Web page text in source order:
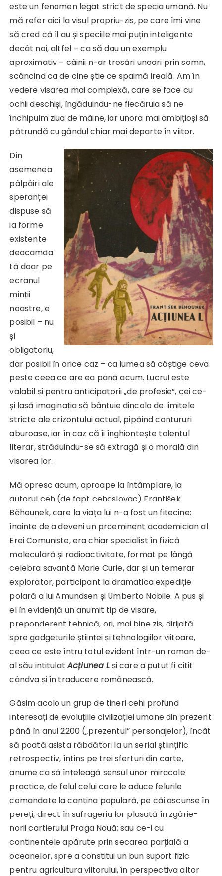
este un fenomen legat strict de specia umană. Nu
mă refer aici la visul propriu-zis, pe care îmi vine
să cred că îl au și speciile mai puțin inteligente
decât noi, altfel – ca să dau un exemplu
aproximativ – câinii n-ar tresări uneori prin somn,
scâncind ca de cine știe ce spaimă ireală. Am în
vedere visarea mai complexă, care se face cu
ochii deschiși, îngăduindu-ne fiecăruia să ne
închipuim ziua de mâine, iar unora mai ambițioși să
pătrundă cu gândul chiar mai departe în viitor.
Din
asemenea
pâlpâiri ale
speranței
dispuse să
ia forme
existente
deocamda
tă doar pe
ecranul
minții
noastre, e
posibil – nu
și
obligatoriu,
dar posibil în orice caz – ca lumea să câștige ceva
peste ceea ce are ea până acum. Lucrul este
valabil și pentru anticipatorii „de profesie”, cei ce-
și lasă imaginația să bântuie dincolo de limitele
stricte ale orizontului actual, pipăind contururi
aburoase, iar în caz că îi înghiontește talentul
literar, străduindu-se să extragă și o morală din
visarea lor.
Mă opresc acum, aproape la întâmplare, la
autorul ceh (de fapt cehoslovac) František
Běhounek, care la viața lui n-a fost un fitecine:
înainte de a deveni un proeminent academician al
Erei Comuniste, era chiar specialist în fizică
moleculară și radioactivitate, format pe lângă
celebra savantă Marie Curie, dar și un temerar
explorator, participant la dramatica expediție
polară a lui Amundsen și Umberto Nobile. A pus și
el în evidență un anumit tip de visare,
preponderent tehnică, ori, mai bine zis, dirijată
spre gadgeturile științei și tehnologiilor viitoare,
ceea ce este întru totul evident într-un roman de-
al său intitulatAcțiunea L și care a putut fi citit
cândva și în traducere românească.
Găsim acolo un grup de tineri cehi profund
interesați de evoluțiile civilizației umane din prezent
până în anul 2200 („prezentul” personajelor), încât
să poată asista răbdători la un serial științific
retrospectiv, întins pe trei sferturi din carte,
anume ca să înțeleagă sensul unor miracole
practice, de felul celui care le aduce felurile
comandate la cantina populară, pe căi ascunse în
pereți, direct în sufrageria lor plasată în zgârie-
norii cartierului Praga Nouă; sau ce-i cu
continentele apărute prin secarea parțială a
oceanelor, spre a constitui un bun suport fizic
pentru agricultura viitorului, în perspectiva altor